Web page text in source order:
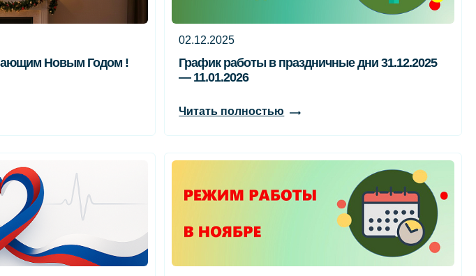
Новым Годом !
02.12.2025
График работы в праздничные дни 31.12.2025
— 11.01.2026
Читать полностью